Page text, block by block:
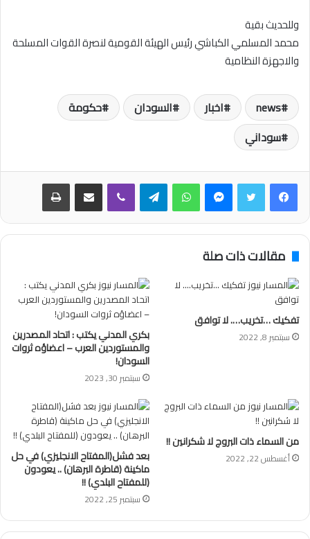
وللحديث بقية
محمد المسلمي الكباشي رئيس الهيئة القومية لنصرة القوات المسلحة
والاجهزة النظامية
news اخبار السودان
حكومة
سوداني
فيسبوكتويتر ماسنجر واتساب تيلقرام ڤايبر مشاركة عبر البريد طباعة
مقالات ذات صلة
تفكيك …تخريب…. لا توافق
سبتمبر 8, 2022 بكري المدني يكتب : اتحاد المصدرين
والمستوردين العرب – اعضاؤه ثروات
السودان!
سبتمبر 30, 2023
من السماء ذات البروج لا شكرانين !!
أغسطس 22, 2022 بعد فشل(المفتاح الانجليزي) في حل
ماكينة (قاطرة البرهان) .. يعودون
(للمفتاح البلدي) !!
سبتمبر 25, 2022